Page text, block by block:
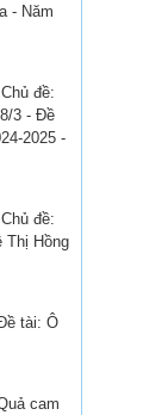
- Năm
đề:
3 - Đề
2025 -
đề:
Thị Hồng
tài: Ô
cam